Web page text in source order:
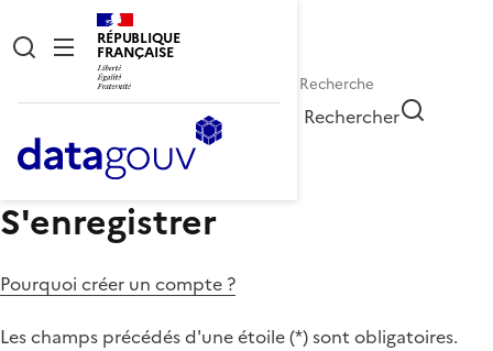
RÉPUBLIQUE
FRANÇAISE
Rechercher
S'enregistrer
Pourquoi créer un compte ?
Les champs précédés d'une étoile (*) sont obligatoires.